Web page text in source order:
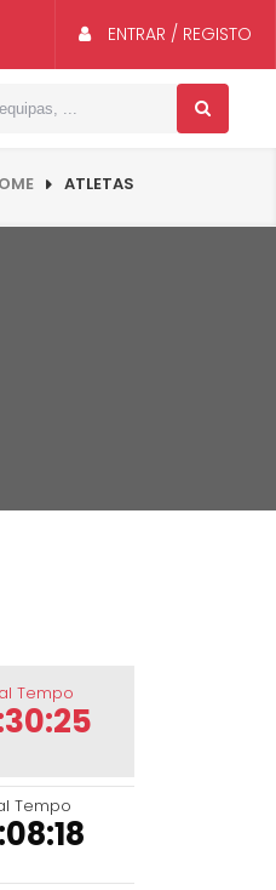
ENTRAR / REGISTO
ATLETAS
Tempo
Tempo